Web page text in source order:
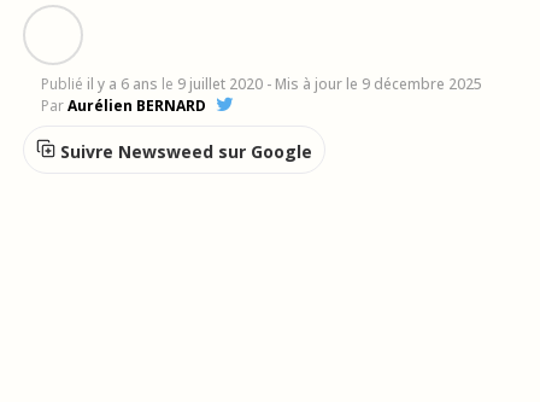
Publié il y a 6 ans le 9 juillet 2020 - Mis à jour le 9 décembre 2025
ParAurélien BERNARD
Suivre Newsweed sur Google